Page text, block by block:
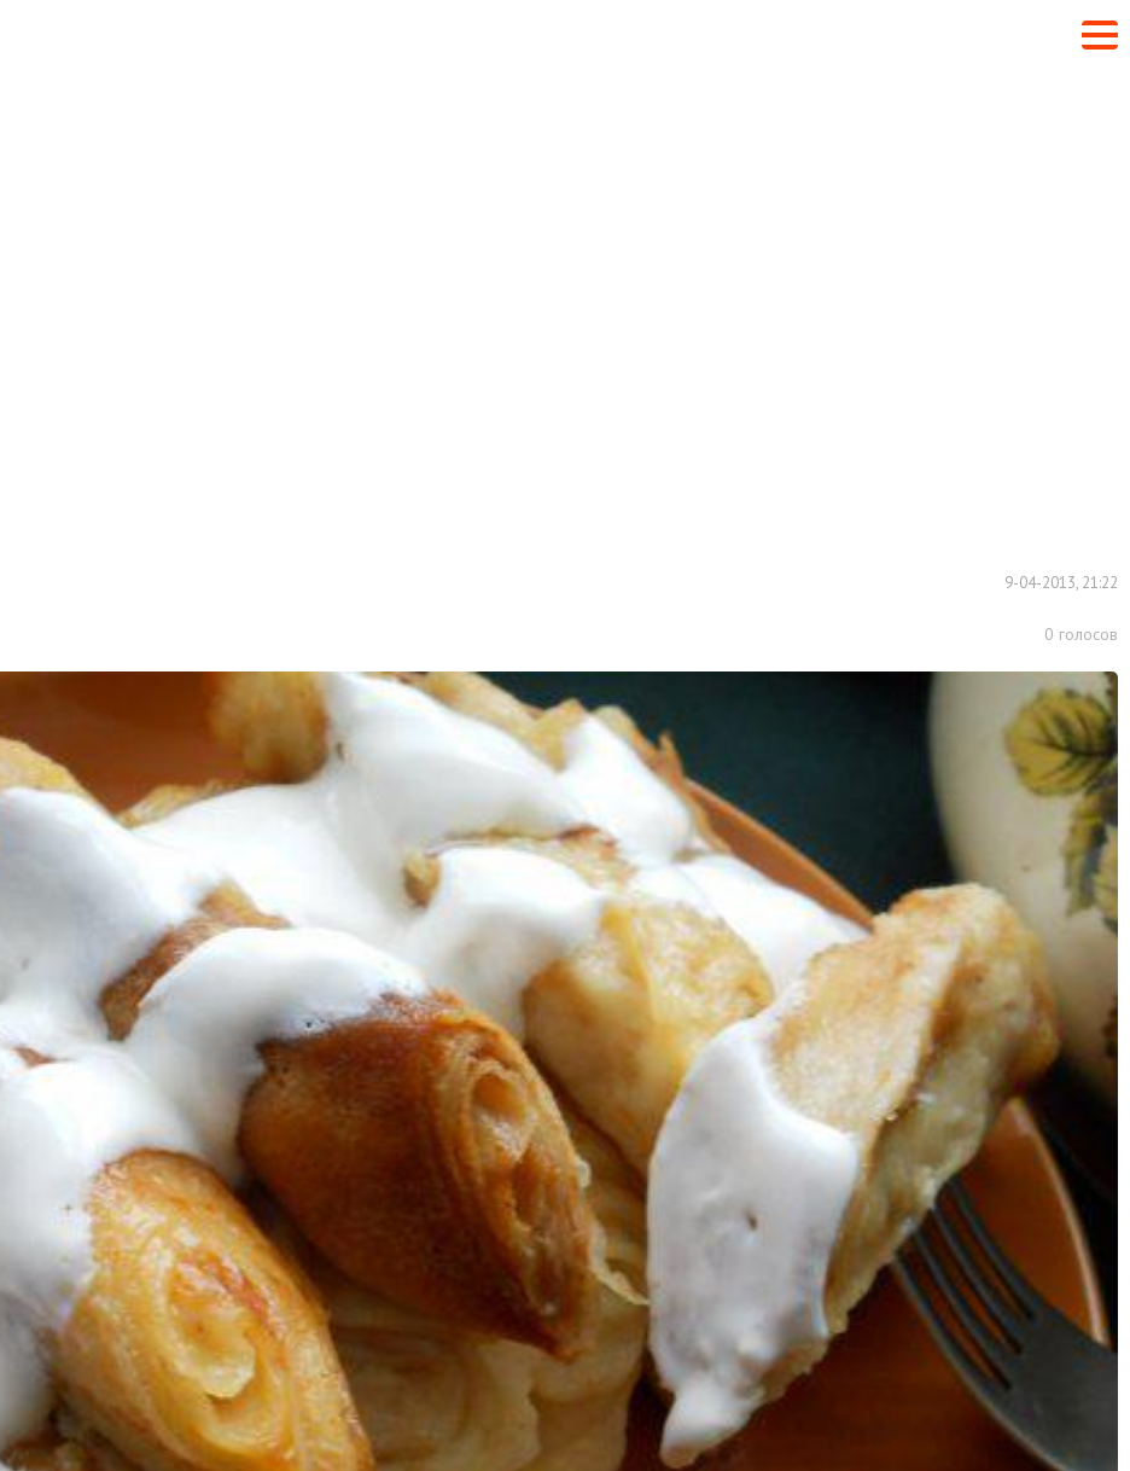
9-04-2013, 21:22
0 голосов